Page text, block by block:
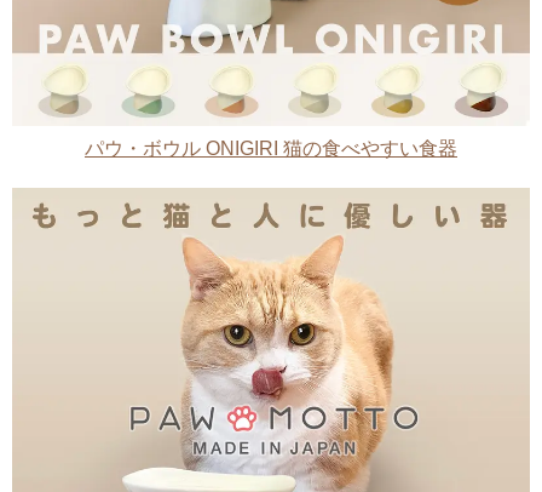
パウ・ボウル ONIGIRI 猫の食べやすい食器